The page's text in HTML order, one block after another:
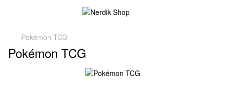
Pokémon TCG
Pokémon TCG